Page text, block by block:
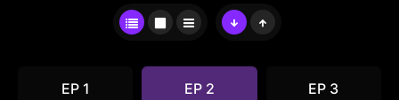
EP 1 EP 2 EP 3